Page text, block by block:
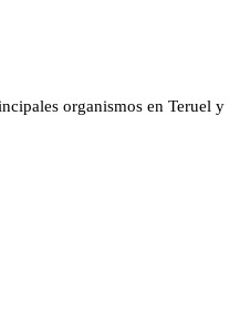
organismos en Teruel y